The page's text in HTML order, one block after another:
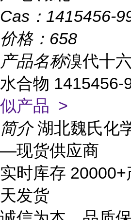
Cas： 1415456-
价格： 658
产品名称溴代十
水合物 1415456-
似产品 >
简介 湖北魏氏化
—现货供应商
实时库存 20000+
天发货